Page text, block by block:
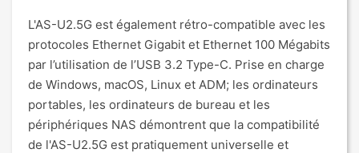
L'AS-U2.5G est également rétro-compatible avec les
protocoles Ethernet Gigabit et Ethernet 100 Mégabits
par l’utilisation de l’USB 3.2 Type-C. Prise en charge
de Windows, macOS, Linux et ADM; les ordinateurs
portables, les ordinateurs de bureau et les
périphériques NAS démontrent que la compatibilité
de l'AS-U2.5G est pratiquement universelle et